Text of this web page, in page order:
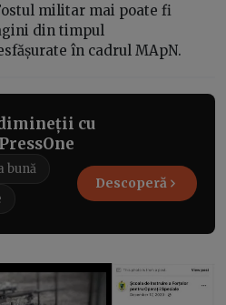
militar mai poate fi
din timpul
în cadrul MApN.
cu
bună
Descoperă